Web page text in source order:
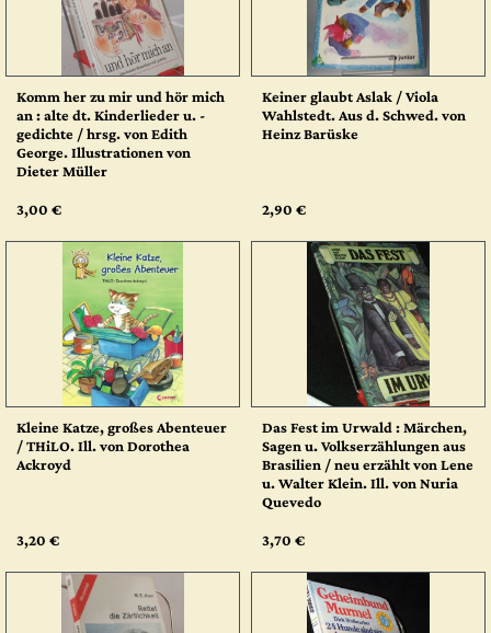
Komm her zu mir und hör mich
an : alte dt. Kinderlieder u. -
gedichte / hrsg. von Edith
George. Illustrationen von
Dieter Müller
3,00 €
Keiner glaubt Aslak / Viola
Wahlstedt. Aus d. Schwed. von
Heinz Barüske
2,90 €
Kleine Katze, großes Abenteuer
/ THiLO. Ill. von Dorothea
Ackroyd
3,20 €
Das Fest im Urwald : Märchen,
Sagen u. Volkserzählungen aus
Brasilien / neu erzählt von Lene
u. Walter Klein. Ill. von Nuria
Quevedo
3,70 €